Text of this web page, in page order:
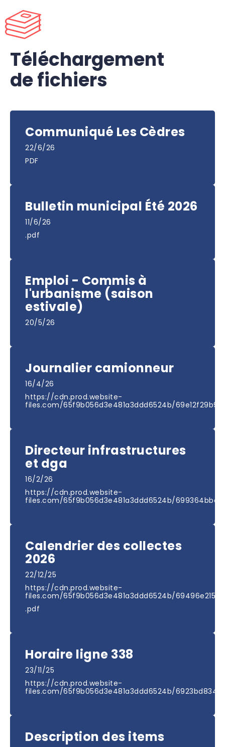
Téléchargement
de fichiers
Communiqué Les Cèdres
22/6/26
PDF
Bulletin municipal Été 2026
11/6/26
.pdf
Emploi - Commis à
l'urbanisme (saison
estivale)
20/5/26
Journalier camionneur
16/4/26
https://cdn.prod.website-
files.com/65f9b056d3e481a3ddd6524b/
Directeur infrastructures
et dga
16/2/26
https://cdn.prod.website-
files.com/65f9b056d3e481a3ddd6524b/
Calendrier des collectes
2026
22/12/25
https://cdn.prod.website-
files.com/65f9b056d3e481a3ddd6524b/
.pdf
Horaire ligne 338
23/11/25
https://cdn.prod.website-
files.com/65f9b056d3e481a3ddd6524b/
Description des items